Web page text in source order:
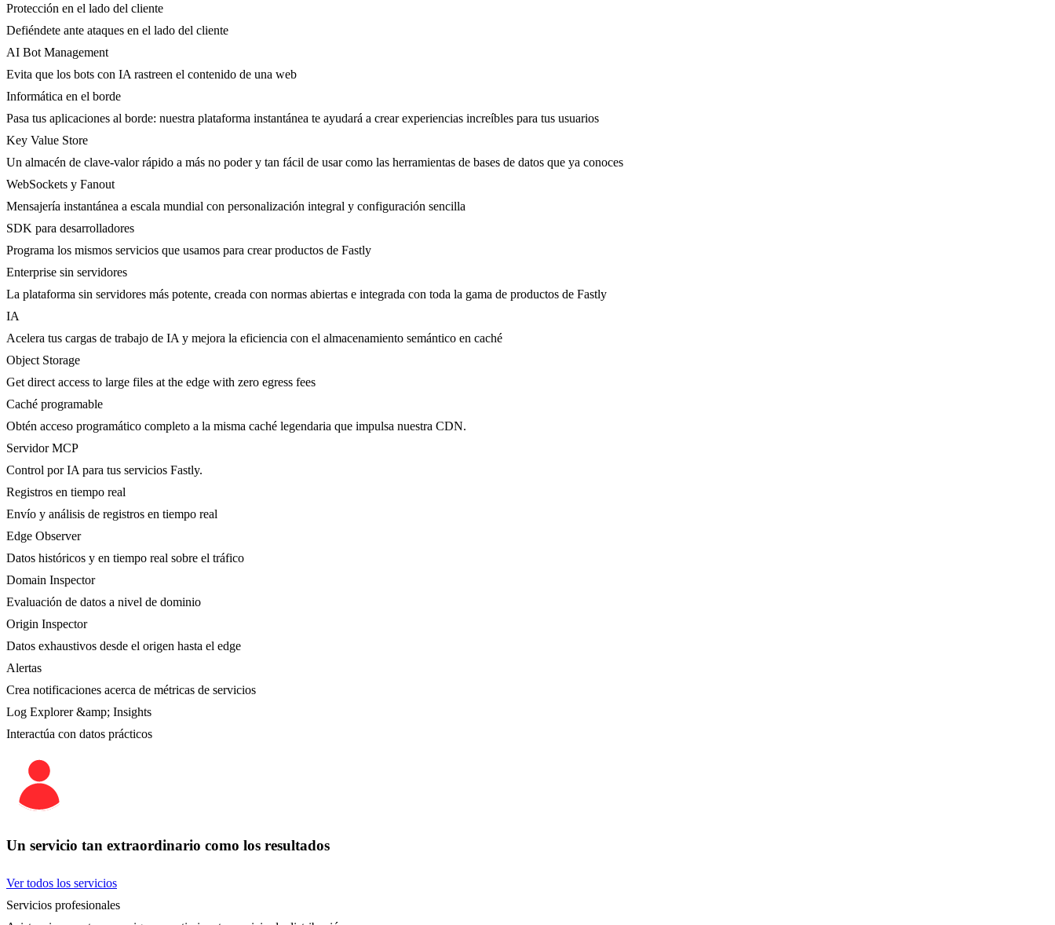
Protección en el lado del cliente
Defiéndete ante ataques en el lado del cliente
AI Bot Management
Evita que los bots con IA rastreen el contenido de una web
Informática en el borde
Pasa tus aplicaciones al borde: nuestra plataforma instantánea te ayudará a crear experiencias increíbles para tus usuarios
Key Value Store
Un almacén de clave-valor rápido a más no poder y tan fácil de usar como las herramientas de bases de datos que ya conoces
WebSockets y Fanout
Mensajería instantánea a escala mundial con personalización integral y configuración sencilla
SDK para desarrolladores
Programa los mismos servicios que usamos para crear productos de Fastly
Enterprise sin servidores
La plataforma sin servidores más potente, creada con normas abiertas e integrada con toda la gama de productos de Fastly
IA
Acelera tus cargas de trabajo de IA y mejora la eficiencia con el almacenamiento semántico en caché
Object Storage
Get direct access to large files at the edge with zero egress fees
Caché programable
Obtén acceso programático completo a la misma caché legendaria que impulsa nuestra CDN.
Servidor MCP
Control por IA para tus servicios Fastly.
Registros en tiempo real
Envío y análisis de registros en tiempo real
Edge Observer
Datos históricos y en tiempo real sobre el tráfico
Domain Inspector
Evaluación de datos a nivel de dominio
Origin Inspector
Datos exhaustivos desde el origen hasta el edge
Alertas
Crea notificaciones acerca de métricas de servicios
Log Explorer &amp; Insights
Interactúa con datos prácticos
Un servicio tan extraordinario como los resultados
Ver todos los servicios
Servicios profesionales